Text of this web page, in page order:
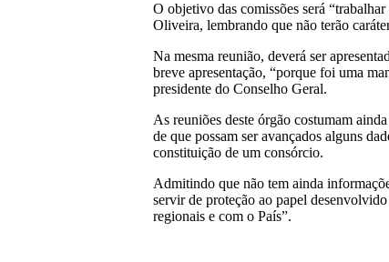
O objetivo das comissões será
Oliveira, lembrando que não terão
Na mesma reunião, deverá ser
breve apresentação, “porque foi uma
presidente do Conselho Geral.
As reuniões deste órgão costumam
de que possam ser avançados alguns
constituição de um consórcio.
Admitindo que não tem ainda
servir de proteção ao papel
regionais e com o País”.